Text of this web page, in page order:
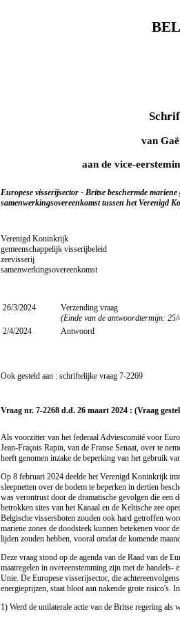
van
aan de vice-
Europese visserijsector - Britse beschermde
samenwerkingsovereenkomst tussen het Verenigd
Verenigd Koninkrijk
gemeenschappelijk visserijbeleid
zeevisserij
samenwerkingsovereenkomst
26/3/2024
Verzending vraag
(Einde van de antwoordtermijn: 25/
2/4/2024
Antwoord
Ook gesteld aan : schriftelijke vraag 7-2269
Vraag nr. 7-2268 d.d. 26 maart 2024 : (Vraag
Als voorzitter van het federaal Adviescomité voor
Jean-Fraçois Rapin, van de Franse Senaat, over te
heeft genomen inzake de beperking van het gebruik
Op 8 februari 2024 deelde het Verenigd Koninkrijk
sleepnetten over de bodem te beperken in dertien
was verontrust door de dramatische gevolgen die een
betrokken sites van het Kanaal en de Keltische zee
Belgische vissersboten zouden ook hard getroffen
mariene zones de doodsteek kunnen betekenen voor
lijden zouden hebben, vooral omdat de komende
Deze vraag stond op de agenda van de Raad van de
maatregelen in overeenstemming zijn met de
Unie. De Europese visserijsector, die
energieprijzen, staat bloot aan nakende grote risico's.
1) Werd de unilaterale actie van de Britse regering als